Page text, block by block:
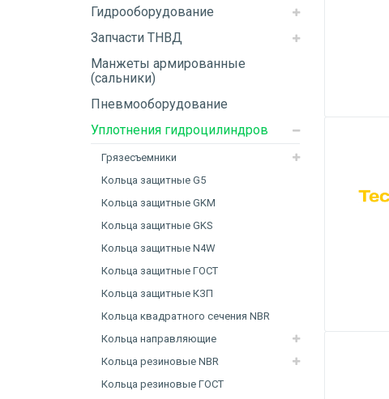
Гидрооборудование
Запчасти ТНВД
Манжеты армированные
(сальники)
Пневмооборудование
Уплотнения гидроцилиндров
Грязесъемники
Кольца защитные G5
Кольца защитные GKM
Кольца защитные GKS
Кольца защитные N4W
Кольца защитные ГОСТ
Кольца защитные КЗП
Кольца квадратного сечения NBR
Кольца направляющие
Кольца резиновые NBR
Кольца резиновые ГОСТ